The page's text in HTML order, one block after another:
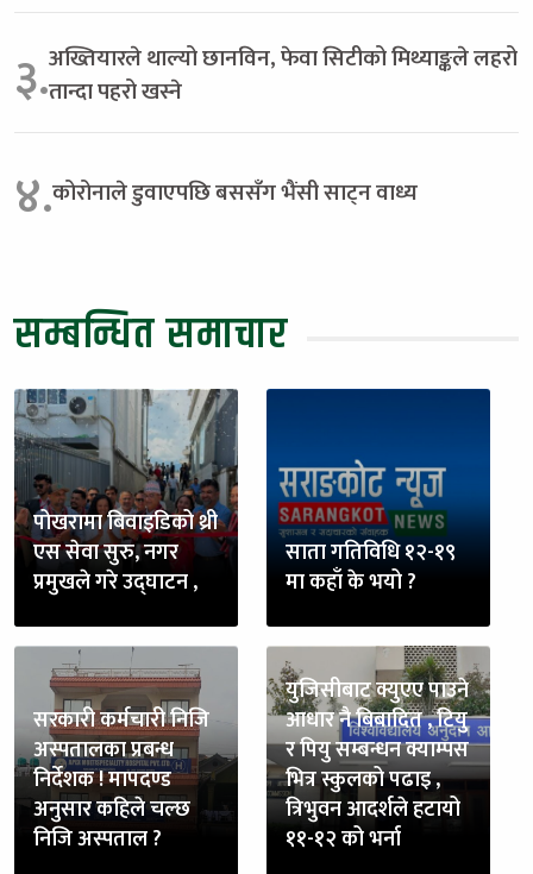
३.अख्तियारले थाल्यो छानविन, फेवा सिटीको मिथ्याङ्कले लहरो
तान्दा पहरो खस्ने
४.कोरोनाले डुवाएपछि बससँग भैंसी साट्न वाध्य
सम्बन्धित समाचार
पोखरामा बिवाइडिको थ्री
एस सेवा सुरु, नगर
प्रमुखले गरे उद्घाटन ,
साता गतिविधि १२-१९
मा कहाँ के भयो ?
सरकारी कर्मचारी निजि
अस्पतालका प्रबन्ध
निर्देशक ! मापदण्ड
अनुसार कहिले चल्छ
निजि अस्पताल ?
युजिसीबाट क्युएए पाउने
आधार नै बिबादित , टियु
र पियु सम्बन्धन क्याम्पस
भित्र स्कुलको पढाइ ,
त्रिभुवन आदर्शले हटायो
११-१२ को भर्ना